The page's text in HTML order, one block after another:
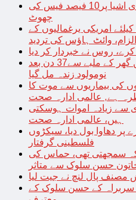
افغان ٹرانزٹ ٹریڈ کی درآمدی اشیا پر10 فیصد فیس کی
چھوٹ
امریکی یرغمالیوں کے
وائٹ ہاؤس کی تردید
کرے، روس نے خبردار کر دیا
جسے اللہ رکھے؛ غزہ میں گھر کے ملبے سے37 دن بعد
نومولود زندہ مل گیا
کی بیماریوں سے موت کا
ہے, عالمی ادارہ صحت
سے زیادہ اموات ہوسکتی
ہیں، عالمی ادارہ صحت
پر دھاوا بول دیا، سیکڑوں
فلسطینی گرفتار
سمجھتی تھی، حماس کی
حسن سلوک سے متاثر
سربراہ کے حسن سلوک کے